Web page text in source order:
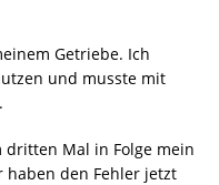
Getriebe. Ich
und musste mit
Mal in Folge mein
haben den Fehler jetzt